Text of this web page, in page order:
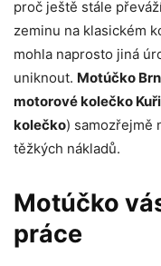
proč ještě stále
zeminu na klasickém
mohla naprosto jiná
uniknout. Motúčko
motorové kolečko
kolečko) samozřejmě
těžkých nákladů.
Motúčko
práce